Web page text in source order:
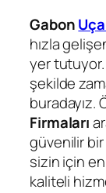
Gabon
hızla
yer
şekilde
buradayız.
Firmaları
güvenilir
sizin için
kaliteli